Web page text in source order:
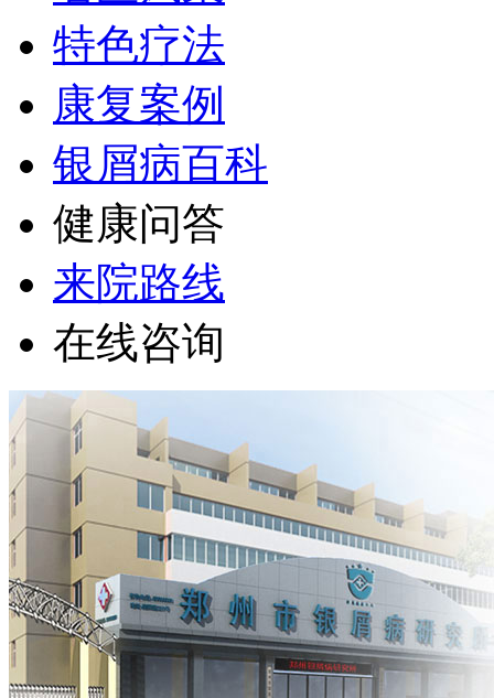
特色疗法
康复案例
银屑病百科
健康问答
来院路线
在线咨询